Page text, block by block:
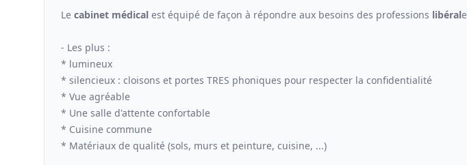
Le cabinet médical est équipé de façon à répondre aux besoins des professions libéral
- Les plus :
* lumineux
* silencieux : cloisons et portes TRES phoniques pour respecter la confidentialité
* Vue agréable
* Une salle d'attente confortable
* Cuisine commune
* Matériaux de qualité (sols, murs et peinture, cuisine, ...)